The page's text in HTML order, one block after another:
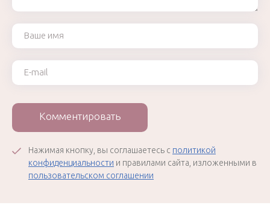
Ваше имя
Ваш e-mail
Комментировать
Нажимая кнопку, вы соглашаетесь с политикой
конфиденциальности и правилами сайта, изложенными в
пользовательском соглашении